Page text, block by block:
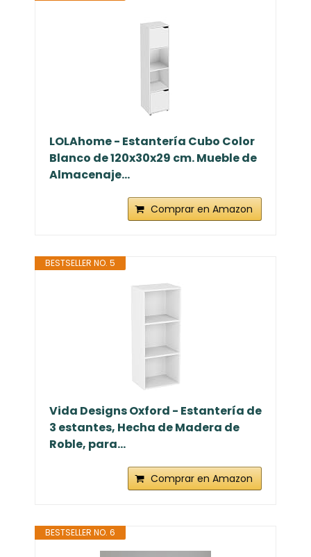
LOLAhome - Estantería Cubo Color
Blanco de 120x30x29 cm. Mueble de
Almacenaje...
Comprar en Amazon
BESTSELLER NO. 5
Vida Designs Oxford - Estantería de
3 estantes, Hecha de Madera de
Roble, para...
Comprar en Amazon
BESTSELLER NO. 6